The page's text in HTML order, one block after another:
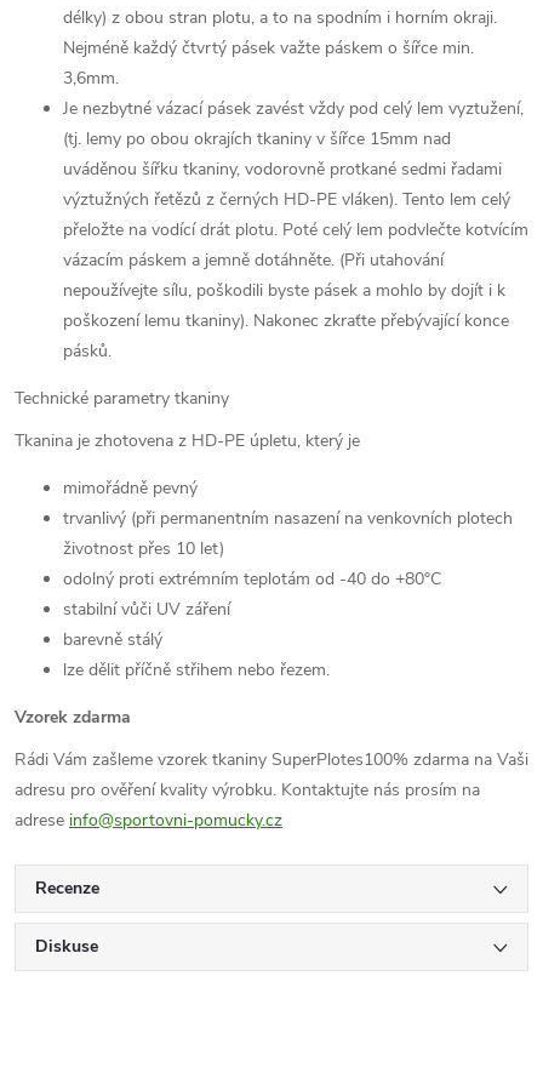
délky) z obou stran plotu, a to na spodním i horním okraji.
Nejméně každý čtvrtý pásek važte páskem o šířce min.
3,6mm.
Je nezbytné vázací pásek zavést vždy pod celý lem vyztužení,
(tj. lemy po obou okrajích tkaniny v šířce 15mm nad
uváděnou šířku tkaniny, vodorovně protkané sedmi řadami
výztužných řetězů z černých HD-PE vláken). Tento lem celý
přeložte na vodící drát plotu. Poté celý lem podvlečte kotvícím
vázacím páskem a jemně dotáhněte. (Při utahování
nepoužívejte sílu, poškodili byste pásek a mohlo by dojít i k
poškození lemu tkaniny). Nakonec zkraťte přebývající konce
pásků.
Technické parametry tkaniny
Tkanina je zhotovena z HD-PE úpletu, který je
mimořádně pevný
trvanlivý (při permanentním nasazení na venkovních plotech
životnost přes 10 let)
odolný proti extrémním teplotám od -40 do +80°C
stabilní vůči UV záření
barevně stálý
lze dělit příčně střihem nebo řezem.
Vzorek zdarma
Rádi Vám zašleme vzorek tkaniny SuperPlotes100% zdarma na Vaši
adresu pro ověření kvality výrobku. Kontaktujte nás prosím na
adrese info@sportovni-pomucky.cz
Recenze
Diskuse